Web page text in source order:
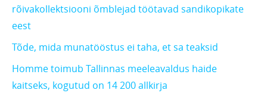
rõivakollektsiooni õmblejad töötavad sandikopikate
eest
Tõde, mida munatööstus ei taha, et sa teaksid
Homme toimub Tallinnas meeleavaldus haide
kaitseks, kogutud on 14 200 allkirja